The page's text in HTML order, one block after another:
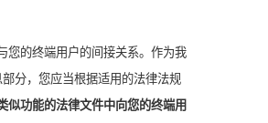
您的终端用户的间接关系。作为我
分，您应当根据适用的法律法规
似功能的法律文件中向您的终端用